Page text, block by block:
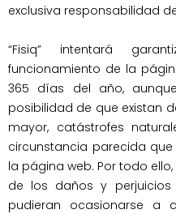
exclusiva responsabilidad
“Fisiq” intentará
funcionamiento de la
365 días del año,
posibilidad de que existan
mayor, catástrofes
circunstancia parecida
la página web. Por todo
de los daños y perjuicios
pudieran ocasionarse a